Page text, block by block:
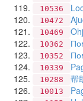
10536
10472
10469
10362
10352
10339
10288 帮
10013